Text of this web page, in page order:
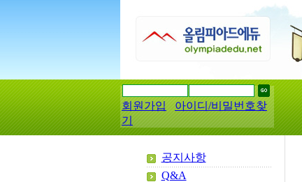
회원가입
아이디/비밀번호찾
기
공지사항
Q&A